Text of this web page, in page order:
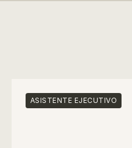
ASISTENTE EJECUTIVO